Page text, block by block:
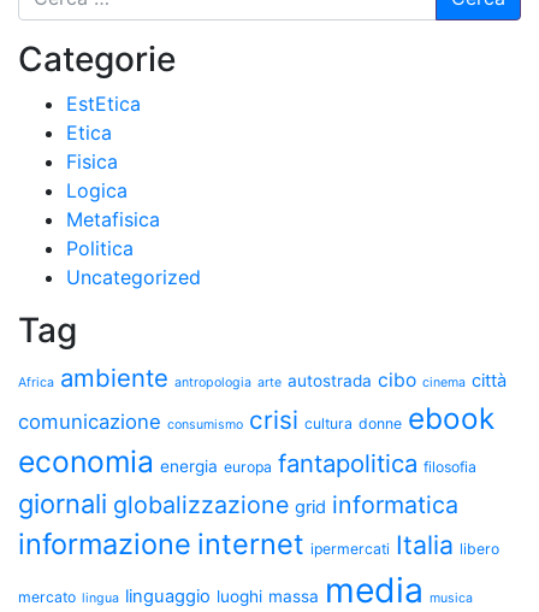
Categorie
EstEtica
Etica
Fisica
Logica
Metafisica
Politica
Uncategorized
Tag
Africa ambiente antropologia arte autostrada cibo cinema città
comunicazione consumismo crisi cultura donne ebook
economia energia europa fantapolitica filosofia
giornali globalizzazione grid informatica
informazione internet ipermercati Italia libero
mercato lingua linguaggio luoghi massa media musica